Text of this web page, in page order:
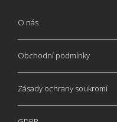
O nás
Obchodní podmínky
Zásady ochrany soukromí